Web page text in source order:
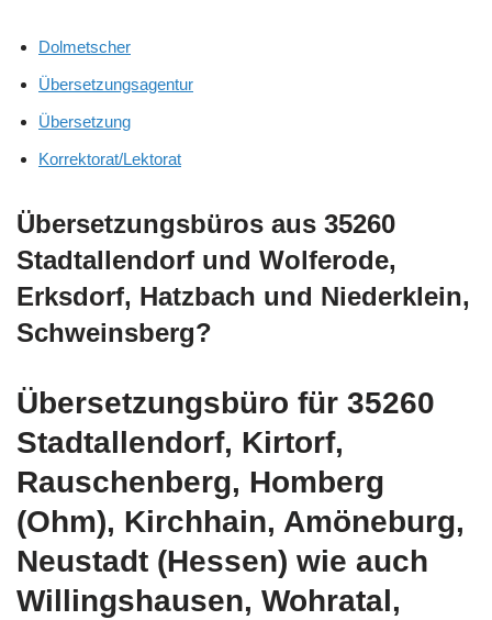
Dolmetscher
Übersetzungsagentur
Übersetzung
Korrektorat/Lektorat
Übersetzungsbüros aus 35260
Stadtallendorf und Wolferode,
Erksdorf, Hatzbach und Niederklein,
Schweinsberg?
Übersetzungsbüro für 35260
Stadtallendorf, Kirtorf,
Rauschenberg, Homberg
(Ohm), Kirchhain, Amöneburg,
Neustadt (Hessen) wie auch
Willingshausen, Wohratal,